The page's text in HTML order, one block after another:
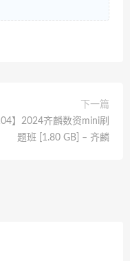
下一篇
】2024齐麟数资mini刷
题班 [1.80 GB] – 齐麟